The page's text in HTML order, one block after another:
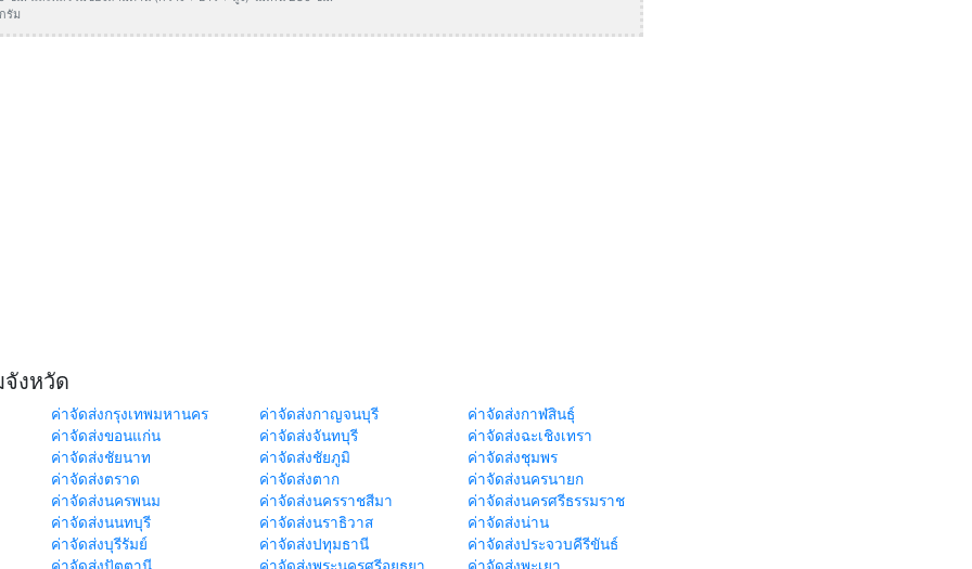
รัม
งหวัด
ค่าจัดส่งกรุงเทพมหานคร ค่าจัดส่งกาญจนบุรี
ค่าจัดส่งกาฬสินธุ์
ค่าจัดส่งขอนแก่น
ค่าจัดส่งจันทบุรี
ค่าจัดส่งฉะเชิงเทรา
ค่าจัดส่งชัยนาท
ค่าจัดส่งชัยภูมิ
ค่าจัดส่งชุมพร
ค่าจัดส่งตราด
ค่าจัดส่งตาก
ค่าจัดส่งนครนายก
ค่าจัดส่งนครพนม
ค่าจัดส่งนครราชสีมา
ค่าจัดส่งนครศรีธรรมราช
ค่าจัดส่งนนทบุรี
ค่าจัดส่งนราธิวาส
ค่าจัดส่งน่าน
ค่าจัดส่งบุรีรัมย์
ค่าจัดส่งปทุมธานี
ค่าจัดส่งประจวบคีรีขันธ์